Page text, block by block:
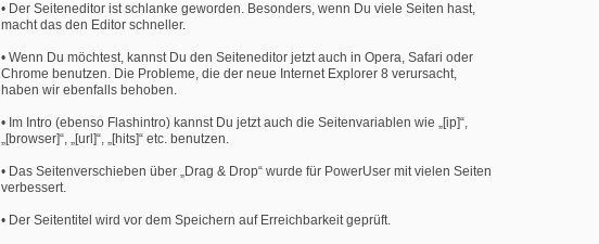
• Der Seiteneditor ist schlanke geworden. Besonders, wenn Du viele Seiten hast,
macht das den Editor schneller.
• Wenn Du möchtest, kannst Du den Seiteneditor jetzt auch in Opera, Safari oder
Chrome benutzen. Die Probleme, die der neue Internet Explorer 8 verursacht,
haben wir ebenfalls behoben.
• Im Intro (ebenso Flashintro) kannst Du jetzt auch die Seitenvariablen wie „[ip]“,
„[browser]“, „[url]“, „[hits]“ etc. benutzen.
• Das Seitenverschieben über „Drag & Drop“ wurde für PowerUser mit vielen Seiten
verbessert.
• Der Seitentitel wird vor dem Speichern auf Erreichbarkeit geprüft.